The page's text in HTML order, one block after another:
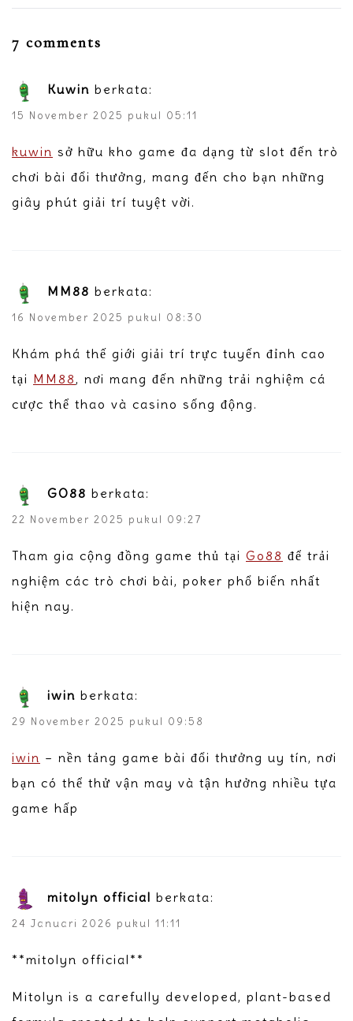
7 comments
Kuwin berkata:
15 November 2025 pukul 05:11
kuwin sở hữu kho game đa dạng từ slot đến trò
chơi bài đổi thưởng, mang đến cho bạn những
giây phút giải trí tuyệt vời.
MM88 berkata:
16 November 2025 pukul 08:30
Khám phá thế giới giải trí trực tuyến đỉnh cao
tại MM88 , nơi mang đến những trải nghiệm cá
cược thể thao và casino sống động.
GO88 berkata:
22 November 2025 pukul 09:27
Tham gia cộng đồng game thủ tại Go88 để trải
nghiệm các trò chơi bài, poker phổ biến nhất
hiện nay.
iwin berkata:
29 November 2025 pukul 09:58
iwin – nền tảng game bài đổi thưởng uy tín, nơi
bạn có thể thử vận may và tận hưởng nhiều tựa
game hấp
mitolyn official berkata:
24 Januari 2026 pukul 11:11
**mitolyn official**
Mitolyn is a carefully developed, plant-based